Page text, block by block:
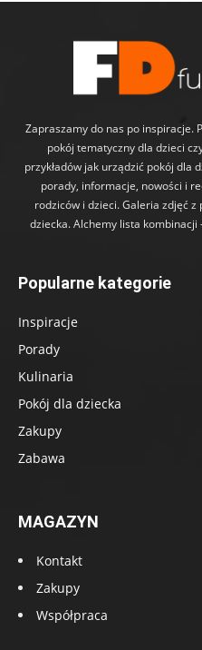
Zapraszamy do nas po inspiracje.
pokój tematyczny dla dzieci
przykładów jak urządzić pokój dla
porady, informacje, nowości i
rodziców i dzieci. Galeria zdjęć z
dziecka. Alchemy lista
Popularne kategorie
Inspiracje
Porady
Kulinaria
Pokój dla dziecka
Zakupy
Zabawa
MAGAZYN
Kontakt
Zakupy
Współpraca